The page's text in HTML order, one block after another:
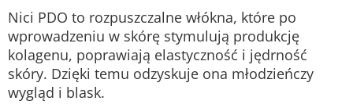
Nici PDO to rozpuszczalne włókna, które po
wprowadzeniu w skórę stymulują produkcję
kolagenu, poprawiają elastyczność i jędrność
skóry. Dzięki temu odzyskuje ona młodzieńczy
wygląd i blask.